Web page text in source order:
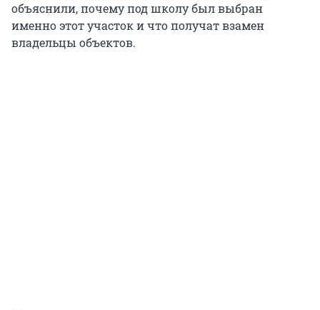
объяснили, почему под школу был выбран
именно этот участок и что получат взамен
владельцы объектов.